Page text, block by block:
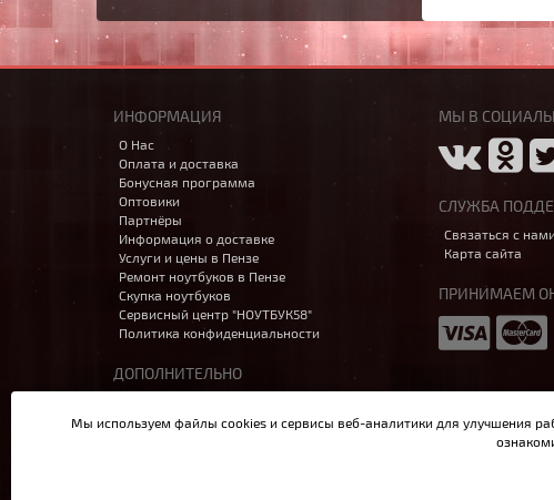
ИНФОРМАЦИЯ
О Нас
Оплата и доставка
Бонусная программа
Оптовики
Партнёры
Информация о доставке
Услуги и цены в Пензе
Ремонт ноутбуков в Пензе
Скупка ноутбуков
Сервисный центр "НОУТБУК58"
Политика конфиденциальности
ДОПОЛНИТЕЛЬНО
Акции
МЫ В
СЛУЖБА
Связаться с нами
Карта сайта
ПРИНИМАЕМ
Данный сайт носит исключительно информационный характер,
Мы используем файлы cookies и сервисы веб-аналитики для улучшения